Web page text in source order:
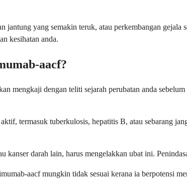
jantung yang semakin teruk, atau perkembangan
kesihatan anda.
aacf?
mengkaji dengan teliti sejarah perubatan anda
termasuk tuberkulosis, hepatitis B, atau sebarang
kanser darah lain, harus mengelakkan ubat ini.
aacf mungkin tidak sesuai kerana ia berpotensi